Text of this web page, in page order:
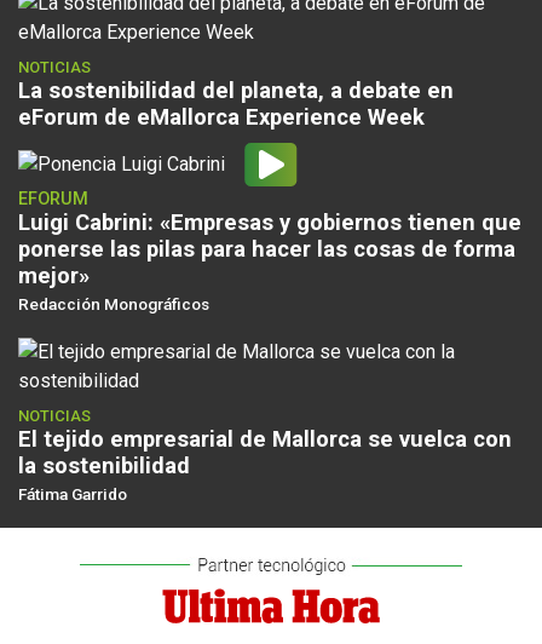
NOTICIAS
La sostenibilidad del planeta, a debate en
eForum de eMallorca Experience Week
EFORUM
Luigi Cabrini: «Empresas y gobiernos tienen que
ponerse las pilas para hacer las cosas de forma
mejor»
Redacción Monográficos
NOTICIAS
El tejido empresarial de Mallorca se vuelca con
la sostenibilidad
Fátima Garrido